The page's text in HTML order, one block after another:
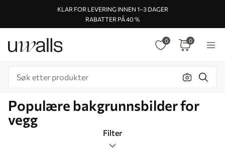
KLAR FOR LEVERING INNEN 1–3 DAGER
RABATTER PÅ 40 %
0 0
Populære bakgrunnsbilder for
vegg
Filter